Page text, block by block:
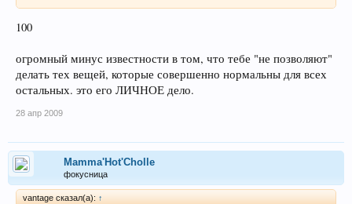
100
огромный минус известности в том, что тебе "не позволяют"
делать тех вещей, которые совершенно нормальны для всех
остальных. это его ЛИЧНОЕ дело.
28 апр 2009
Mamma'Hot'Cholle
фокусница
vantage сказал(а): ↑